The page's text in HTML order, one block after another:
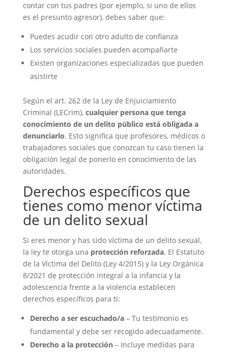
contar con tus padres (por ejemplo, si uno de ellos
es el presunto agresor), debes saber que:
Puedes acudir con otro adulto de confianza
Los servicios sociales pueden acompañarte
Existen organizaciones especializadas que pueden
asistirte
Según el art. 262 de la Ley de Enjuiciamiento
Criminal (LECrim), cualquier persona que tenga
conocimiento de un delito público está obligada a
denunciarlo. Esto significa que profesores, médicos o
trabajadores sociales que conozcan tu caso tienen la
obligación legal de ponerlo en conocimiento de las
autoridades.
Derechos específicos que
tienes como menor víctima
de un delito sexual
Si eres menor y has sido víctima de un delito sexual,
la ley te otorga una protección reforzada. El Estatuto
de la Víctima del Delito (Ley 4/2015) y la Ley Orgánica
8/2021 de protección integral a la infancia y la
adolescencia frente a la violencia establecen
derechos específicos para ti:
Derecho a ser escuchado/a– Tu testimonio es
fundamental y debe ser recogido adecuadamente.
Derecho a la protección– Incluye medidas para